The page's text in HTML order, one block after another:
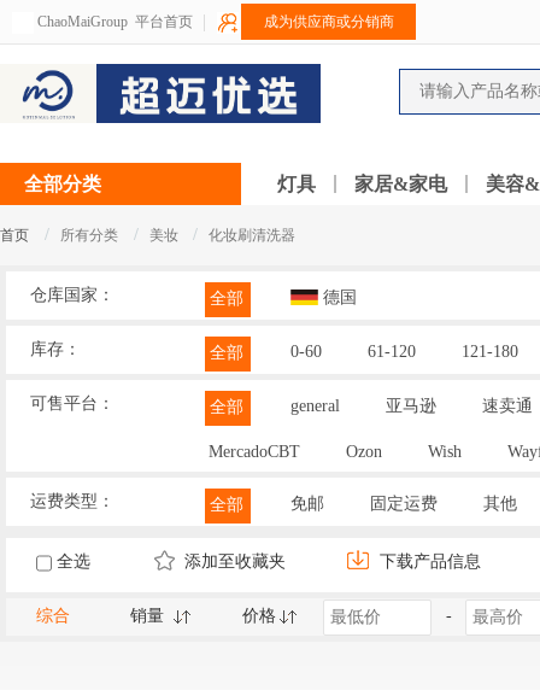
ChaoMaiGroup 平台首页 成为供应商或分销商
全部分类 灯具 家居&家电 美容
首页 / 所有分类 / 美妆 / 化妆刷清洗器
仓库国家： 全部 德国
库存： 全部 0-60 61-120 121-180
可售平台： 全部 general 亚马逊 速卖通
MercadoCBT Ozon Wish
运费类型： 全部 免邮 固定运费 其他
全选 添加至收藏夹 下载产品信息
综合 销量 价格 -